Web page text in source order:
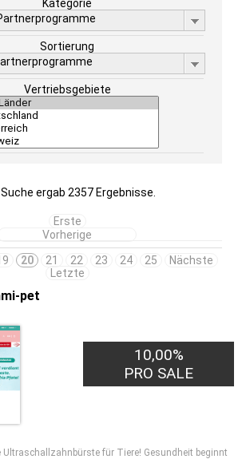
Kategorie
Sortierung
Vertriebsgebiete
Suche ergab 2357 Ergebnisse.
Erste
Vorherige
20 21 22 23 24 25
Nächste
Letzte
pet
10,00%
PRO SALE
für Tiere! Gesundheit beginnt